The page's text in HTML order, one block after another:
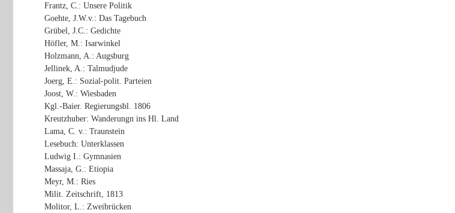
Frantz, C.: Unsere Politik
Goehte, J.W.v.: Das Tagebuch
Grübel, J.C.: Gedichte
Höfler, M.: Isarwinkel
Holzmann, A.: Augsburg
Jellinek, A.: Talmudjude
Joerg, E.: Sozial-polit. Parteien
Joost, W.: Wiesbaden
Kgl.-Baier. Regierungsbl. 1806
Kreutzhuber: Wanderungn ins Hl. Land
Lama, C. v.: Traunstein
Lesebuch: Unterklassen
Ludwig I.: Gymnasien
Massaja, G.: Etiopia
Meyr, M.: Ries
Milit. Zeitschrift, 1813
Molitor, L.: Zweibrücken